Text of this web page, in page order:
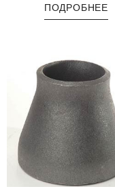
ПОДРОБНЕЕ